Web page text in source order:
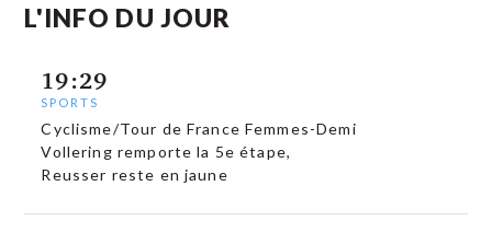
L'INFO DU JOUR
19:29
SPORTS
Cyclisme/Tour de France Femmes-Demi
Vollering remporte la 5e étape,
Reusser reste en jaune